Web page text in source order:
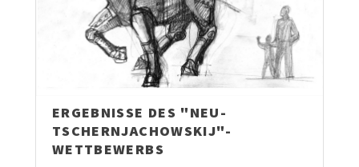
ERGEBNISSE DES "NEU-
TSCHERNJACHOWSKIJ"-
WETTBEWERBS